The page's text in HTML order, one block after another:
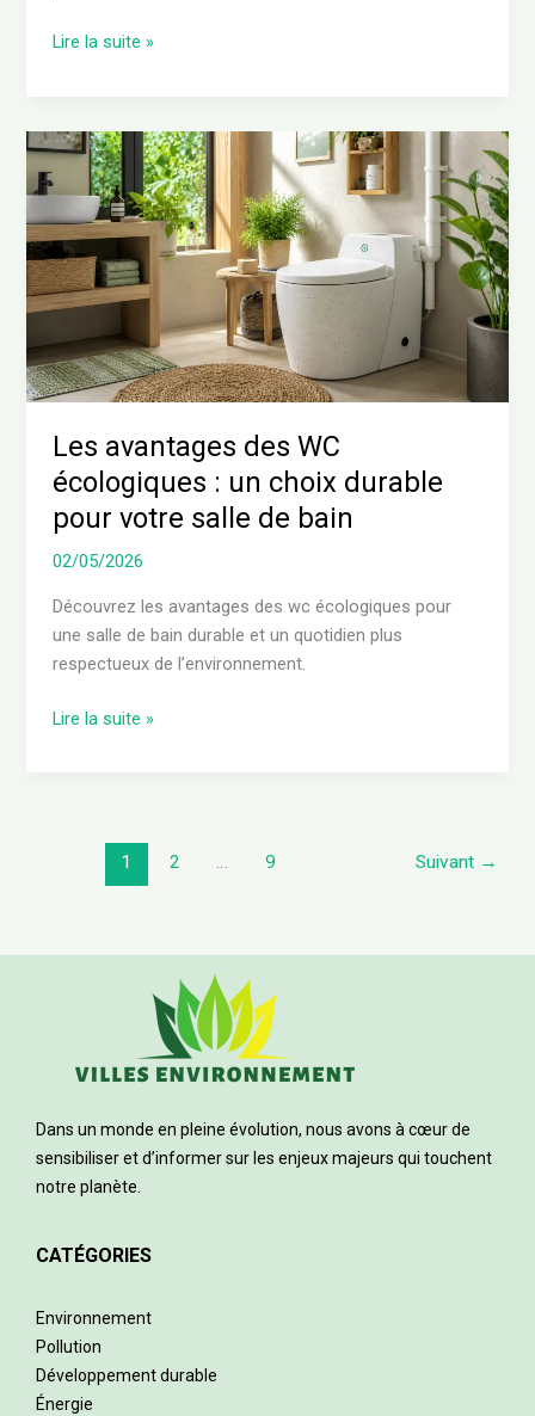
Lire la suite »
Les avantages des WC
écologiques : un choix durable
pour votre salle de bain
02/05/2026
Découvrez les avantages des wc écologiques pour
une salle de bain durable et un quotidien plus
respectueux de l’environnement.
Les
avantages
des
WC
écologiques
:
un
choix
durable
pour
votre
salle
de
bain
Lire la suite »
1 2 … 9 Suivant →
Dans un monde en pleine évolution, nous avons à cœur de
sensibiliser et d’informer sur les enjeux majeurs qui touchent
notre planète.
CATÉGORIES
Environnement
Pollution
Développement durable
Énergie